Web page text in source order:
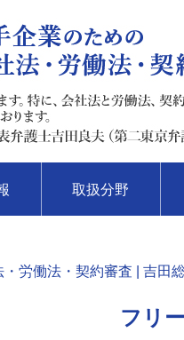
取扱分野
労働法・契約審査 | 吉田
フリ